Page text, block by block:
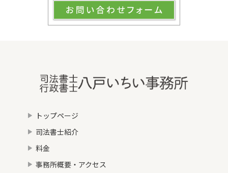
トップページ
司法書士紹介
料金
事務所概要・アクセス